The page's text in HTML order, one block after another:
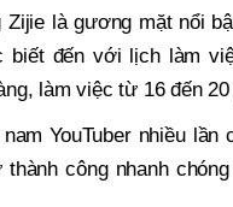
Zijie là gương mặt nổi
biết đến với lịch làm
làm việc từ 16 đến
YouTuber nhiều lần
công nhanh